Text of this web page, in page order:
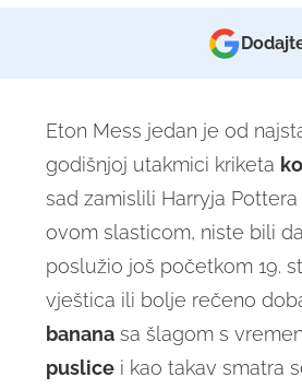
Eton Mess jedan je od
godišnjoj utakmici kriketa
sad zamislili Harryja
ovom slasticom, niste bili
poslužio još početkom 19.
vještica ili bolje rečeno
bananasa šlagom s
puslicei kao takav smatra